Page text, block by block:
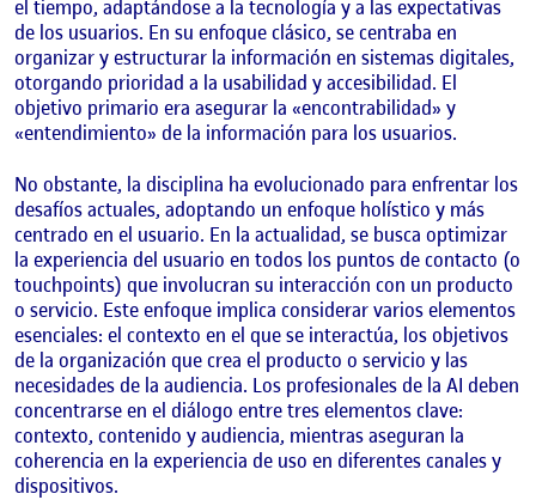
el tiempo, adaptándose a la tecnología y a las expectativas
de los usuarios. En su enfoque clásico, se centraba en
organizar y estructurar la información en sistemas digitales,
otorgando prioridad a la usabilidad y accesibilidad. El
objetivo primario era asegurar la «encontrabilidad» y
«entendimiento» de la información para los usuarios.
No obstante, la disciplina ha evolucionado para enfrentar los
desafíos actuales, adoptando un enfoque holístico y más
centrado en el usuario. En la actualidad, se busca optimizar
la experiencia del usuario en todos los puntos de contacto (o
touchpoints) que involucran su interacción con un producto
o servicio. Este enfoque implica considerar varios elementos
esenciales: el contexto en el que se interactúa, los objetivos
de la organización que crea el producto o servicio y las
necesidades de la audiencia. Los profesionales de la AI deben
concentrarse en el diálogo entre tres elementos clave:
contexto, contenido y audiencia, mientras aseguran la
coherencia en la experiencia de uso en diferentes canales y
dispositivos.